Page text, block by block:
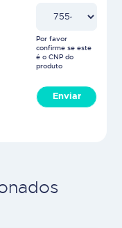
Por favor
confirme se este
é o CNP do
produto
Enviar